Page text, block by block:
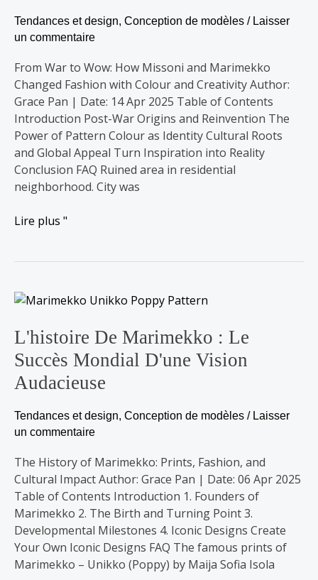
Tendances et design, Conception de modèles / Laisser
un commentaire
From War to Wow: How Missoni and Marimekko
Changed Fashion with Colour and Creativity Author:
Grace Pan | Date: 14 Apr 2025 Table of Contents
Introduction Post-War Origins and Reinvention The
Power of Pattern Colour as Identity Cultural Roots
and Global Appeal Turn Inspiration into Reality
Conclusion FAQ Ruined area in residential
neighborhood. City was
Lire plus "
L'histoire De Marimekko : Le
Succès Mondial D'une Vision
Audacieuse
Tendances et design, Conception de modèles / Laisser
un commentaire
The History of Marimekko: Prints, Fashion, and
Cultural Impact Author: Grace Pan | Date: 06 Apr 2025
Table of Contents Introduction 1. Founders of
Marimekko 2. The Birth and Turning Point 3.
Developmental Milestones 4. Iconic Designs Create
Your Own Iconic Designs FAQ The famous prints of
Marimekko – Unikko (Poppy) by Maija Sofia Isola
L'histoire
Marimekko
le
succès
d'une
vision